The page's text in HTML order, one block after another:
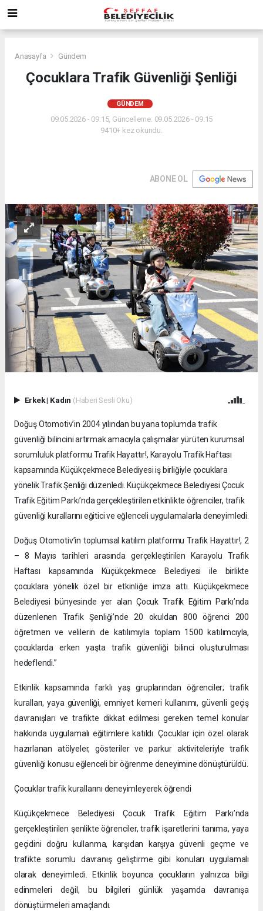
Anasayfa Gündem
Çocuklara Trafik Güvenliği Şenliği
GÜNDEM
09.05.2026 - 09:15, Güncelleme: 09.05.2026 - 09:15
9410+ kez okundu.
ABONE OL
Erkek| Kadın (Haberi Sesli Oku)
Doğuş Otomotiv’in 2004 yılından bu yana toplumda trafik
güvenliği bilincini artırmak amacıyla çalışmalar yürüten kurumsal
sorumluluk platformu Trafik Hayattır!, Karayolu Trafik Haftası
kapsamında Küçükçekmece Belediyesi iş birliğiyle çocuklara
yönelik Trafik Şenliği düzenledi. Küçükçekmece Belediyesi Çocuk
Trafik Eğitim Parkı’nda gerçekleştirilen etkinlikte öğrenciler, trafik
güvenliği kurallarını eğitici ve eğlenceli uygulamalarla deneyimledi.
Doğuş Otomotiv’in toplumsal katılım platformu Trafik Hayattır!, 2
– 8 Mayıs tarihleri arasında gerçekleştirilen Karayolu Trafik
Haftası kapsamında Küçükçekmece Belediyesi ile birlikte
çocuklara yönelik özel bir etkinliğe imza attı. Küçükçekmece
Belediyesi bünyesinde yer alan Çocuk Trafik Eğitim Parkı’nda
düzenlenen Trafik Şenliği’nde 20 okuldan 800 öğrenci 200
öğretmen ve velilerin de katılımıyla toplam 1500 katılımcıyla,
çocuklarda erken yaşta trafik güvenliği bilinci oluşturulması
hedeflendi.”
Etkinlik kapsamında farklı yaş gruplarından öğrenciler; trafik
kuralları, yaya güvenliği, emniyet kemeri kullanımı, güvenli geçiş
davranışları ve trafikte dikkat edilmesi gereken temel konular
hakkında uygulamalı eğitimlere katıldı. Çocuklar için özel olarak
hazırlanan atölyeler, gösteriler ve parkur aktiviteleriyle trafik
güvenliği konusu eğlenceli bir öğrenme deneyimine dönüştürüldü.
Çocuklar trafik kurallarını deneyimleyerek öğrendi
Küçükçekmece Belediyesi Çocuk Trafik Eğitim Parkı’nda
gerçekleştirilen şenlikte öğrenciler, trafik işaretlerini tanıma, yaya
geçidini doğru kullanma, karşıdan karşıya güvenli geçme ve
trafikte sorumlu davranış geliştirme gibi konuları uygulamalı
olarak deneyimledi. Etkinlik boyunca çocukların yalnızca bilgi
edinmeleri değil, bu bilgileri günlük yaşamda davranışa
dönüştürmeleri amaçlandı.